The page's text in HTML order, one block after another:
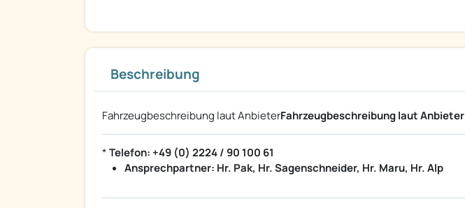
Beschreibung
Fahrzeugbeschreibung laut AnbieterFahrzeugbeschreibung laut Anbieter
*Telefon: +49 (0) 2224 / 90 100 61
Ansprechpartner: Hr. Pak, Hr. Sagenschneider, Hr. Maru, Hr. Alp